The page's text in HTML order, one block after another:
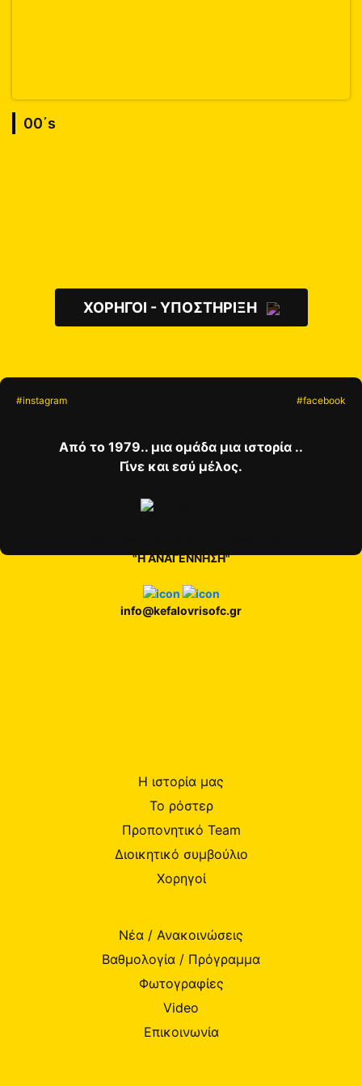
00΄s
ΧΟΡΗΓΟΙ - ΥΠΟΣΤΗΡΙΞΗ
#instagram #facebook
Από το 1979.. μια ομάδα μια ιστορία ..
Γίνε και εσύ μέλος.
"Η ΑΝΑΓΕΝΝΗΣΗ"
info@kefalovrisofc.gr
Η ιστορία μας
Το ρόστερ
Προπονητικό Team
Διοικητικό συμβούλιο
Χορηγοί
Νέα / Ανακοινώσεις
Βαθμολογία / Πρόγραμμα
Φωτογραφίες
Video
Επικοινωνία